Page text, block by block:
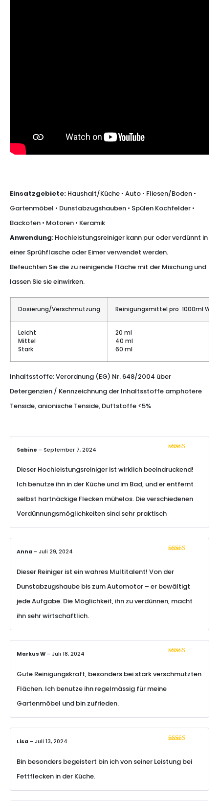
Einsatzgebiete: Haushalt/Küche • Auto • Fliesen/Boden •
Gartenmöbel • Dunstabzugshauben • Spülen Kochfelder •
Backofen • Motoren • Keramik
Anwendung: Hochleistungsreiniger kann pur oder verdünnt in
einer Sprühflasche oder Eimer verwendet werden.
Befeuchten Sie die zu reinigende Fläche mit der Mischung und
lassen Sie sie einwirken.
Dosierung/Verschmutzung Reinigungsmittel pro 1000ml
Leicht
Mittel
Stark
20 ml
40 ml
60 ml
Inhaltsstoffe: Verordnung (EG) Nr. 648/2004 über
Detergenzien / Kennzeichnung der Inhaltsstoffe amphotere
Tenside, anionische Tenside, Duftstoffe <5%
Sabine – September 7, 2024
Dieser Hochleistungsreiniger ist wirklich beeindruckend!
Ich benutze ihn in der Küche und im Bad, und er entfernt
selbst hartnäckige Flecken mühelos. Die verschiedenen
Verdünnungsmöglichkeiten sind sehr praktisch
Anna – Juli 29, 2024
Dieser Reiniger ist ein wahres Multitalent! Von der
Dunstabzugshaube bis zum Automotor – er bewältigt
jede Aufgabe. Die Möglichkeit, ihn zu verdünnen, macht
ihn sehr wirtschaftlich.
Markus W – Juli 18, 2024
Gute Reinigungskraft, besonders bei stark verschmutzten
Flächen. Ich benutze ihn regelmässig für meine
Gartenmöbel und bin zufrieden.
Lisa – Juli 13, 2024
Bin besonders begeistert bin ich von seiner Leistung bei
Fettflecken in der Küche.